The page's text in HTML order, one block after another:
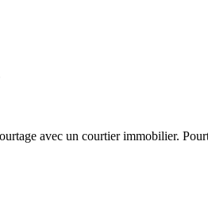
avec un courtier immobilier.